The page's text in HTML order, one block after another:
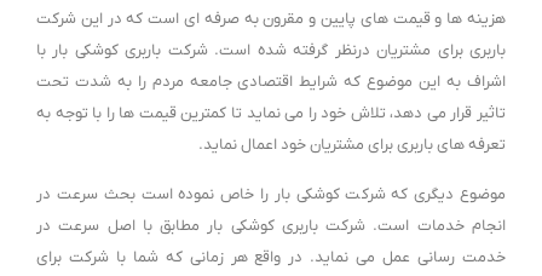
هزینه ها و قیمت های پایین و مقرون به صرفه ای است که در این شرکت
باربری برای مشتریان درنظر گرفته شده است. شرکت باربری کوشکی بار با
اشراف به این موضوع که شرایط اقتصادی جامعه مردم را به شدت تحت
تاثیر قرار می دهد، تلاش خود را می نماید تا کمترین قیمت ها را با توجه به
تعرفه های باربری برای مشتریان خود اعمال نماید.
موضوع دیگری که شرکت کوشکی بار را خاص نموده است بحث سرعت در
انجام خدمات است. شرکت باربری کوشکی بار مطابق با اصل سرعت در
خدمت رسانی عمل می نماید. در واقع هر زمانی که شما با شرکت برای